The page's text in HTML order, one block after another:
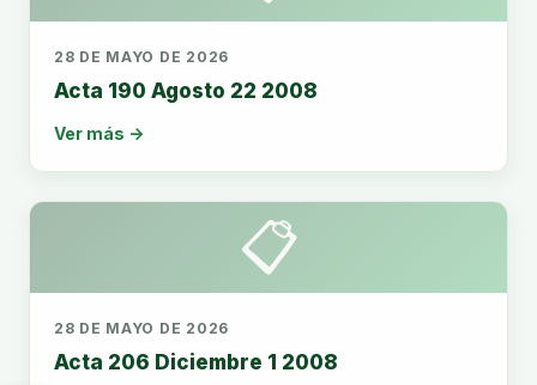
28 DE MAYO DE 2026
Acta 190 Agosto 22 2008
Ver más →
📋
28 DE MAYO DE 2026
Acta 206 Diciembre 1 2008